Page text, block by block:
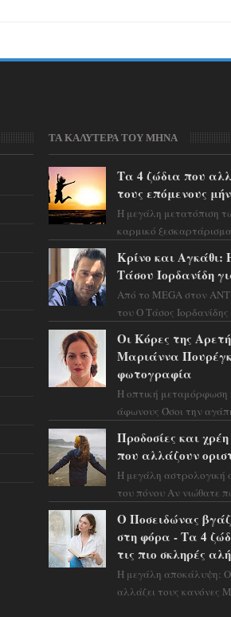
ΤΑ ΚΑΛΥΤΕΡΑ ΤΟΥ ΜΗΝΑ
Τα 4 ζώδια που
τους επόμενους
Η μεγάλη μετατόπιση
καρμικό
προειδοποιεί: οι σελην...
Κρίνο και
Τάσου Ιορδανίδη
Από το MEGA στον
του Ο Τάσος Ιορδανίδης
Μόνο» ...
Οι Κόρες της
Μαριάννα
φωτογραφία
Η οπτική μεταμόρφωση
άφωνους Όσοι την
προετοιμαστο...
Προδοσίες και
που αλλάζουν
Η μεγάλη αστρολογική
του πόνου Αν νιώθατε
βαθιά α...
Ο Ποσειδώνας
στη φόρα - Τα 4
τις πιο σκληρές
Η μεγάλη αποκάλυψη:
αλλάζει τους κανόνες